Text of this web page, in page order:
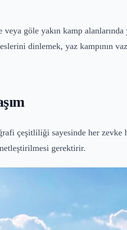
göle yakın kamp alanlarında
dinlemek, yaz kampının
çeşitliliği sayesinde her zevke
gerektirir.